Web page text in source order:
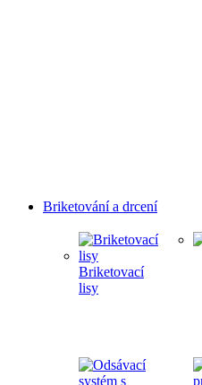
Briketování a drcení
Briketovací
lisy